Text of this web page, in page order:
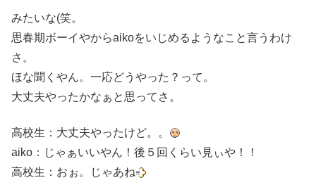
みたいな(笑。
思春期ボーイやからaikoをいじめるようなこと言うわけ
さ。
ほな聞くやん。一応どうやった？って。
大丈夫やったかなぁと思ってさ。
高校生：大丈夫やったけど。。
aiko：じゃぁいいやん！後５回くらい見ぃや！！
高校生：おぉ。じゃあね